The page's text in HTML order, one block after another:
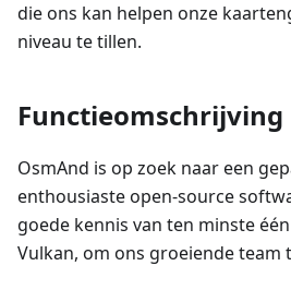
die ons kan helpen onze
niveau te tillen.
Functieomschrijving
OsmAnd is op zoek naar een
enthousiaste open-source
goede kennis van ten minste
Vulkan, om ons groeiende team